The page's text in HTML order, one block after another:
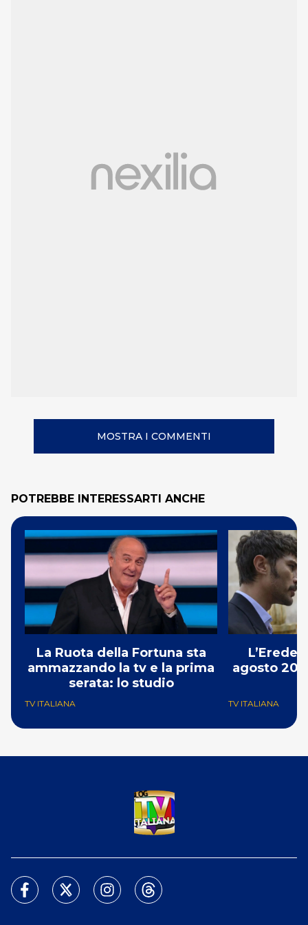
MOSTRA I COMMENTI
POTREBBE INTERESSARTI ANCHE
La Ruota della Fortuna sta
ammazzando la tv e la prima
serata: lo studio
TV ITALIANA
agosto
TV ITALIANA